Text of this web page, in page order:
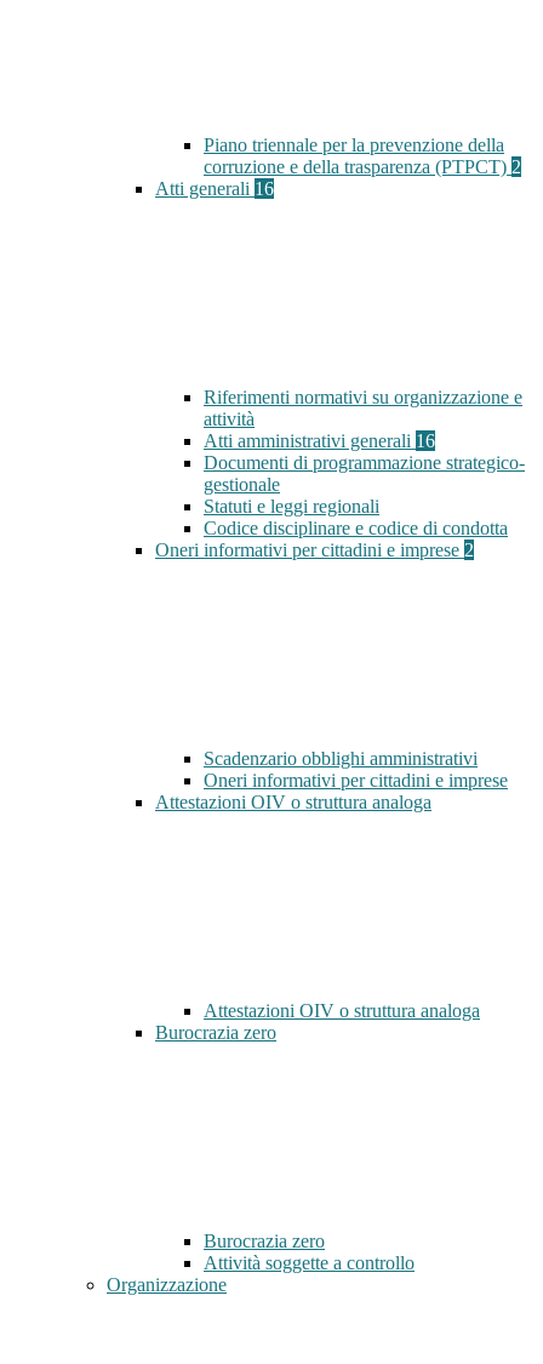
Piano triennale per la prevenzione della
corruzione e della trasparenza (PTPCT) 2
Atti generali 16
Riferimenti normativi su organizzazione e
attività
Atti amministrativi generali 16
Documenti di programmazione strategico-
gestionale
Statuti e leggi regionali
Codice disciplinare e codice di condotta
Oneri informativi per cittadini e imprese 2
Scadenzario obblighi amministrativi
Oneri informativi per cittadini e imprese
Attestazioni OIV o struttura analoga
Attestazioni OIV o struttura analoga
Burocrazia zero
Burocrazia zero
Attività soggette a controllo
Organizzazione